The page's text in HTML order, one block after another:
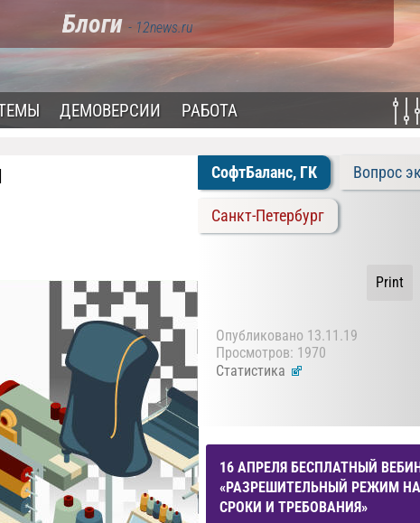
Блоги - 12news.ru
ДЕМОВЕРСИИ РАБОТА
СофтБаланс, ГК Вопрос
Санкт-Петербург
Print
Опубликовано 13.11.19
Просмотров: 1970
Статистика
16 АПРЕЛЯ БЕСПЛАТНЫЙ
«РАЗРЕШИТЕЛЬНЫЙ РЕЖИМ
СРОКИ И ТРЕБОВАНИЯ»